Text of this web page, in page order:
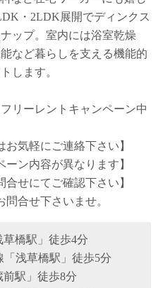
・2LDK展開でディンクス
ップ。室内には浴室乾燥
など暮らしを支える機能的
します。
フリーレント キャンペーン中
気軽にご連絡下さい】
ン内容が異なります】
せにてご確認下さい】
合せ下さいませ。
橋駅」徒歩4分
「浅草橋駅」徒歩5分
駅」徒歩8分